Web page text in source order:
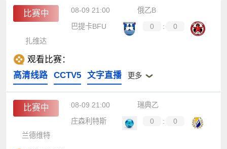
比赛中 08-09 21:00
俄乙B
巴提卡BFU
0 :
0
扎维达
观看比赛：
高清线路
CCTV5 文字直播 更多
比赛中 08-09 21:00
瑞典乙
庄森利特斯
0 :
0
兰德维特